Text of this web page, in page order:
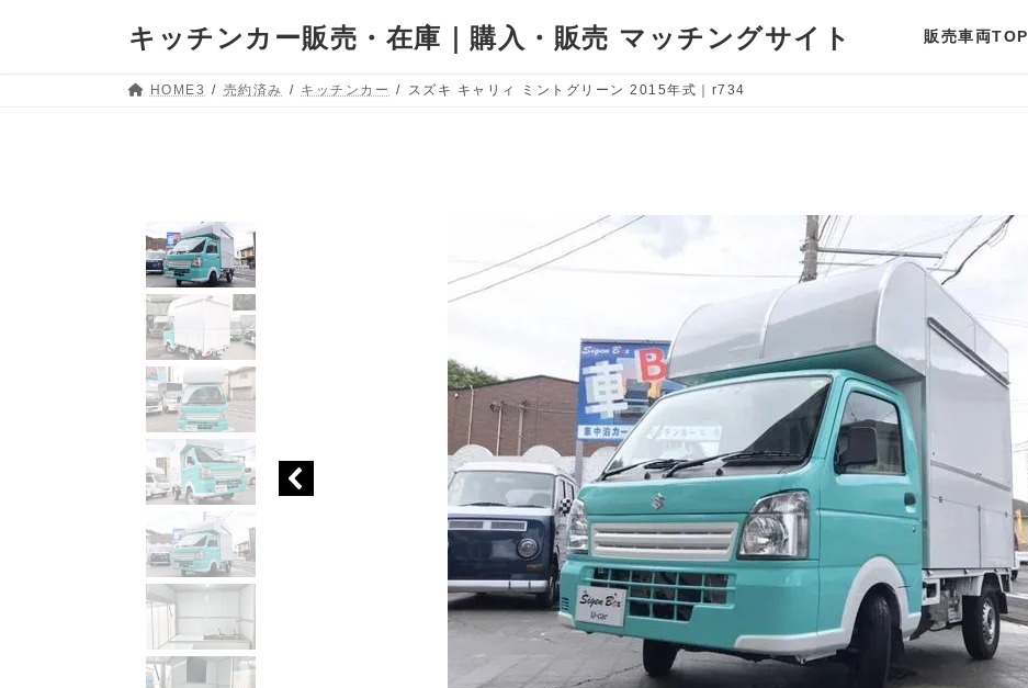
キッチンカー販売・在庫｜購入・販売 マッチングサイト 販売車両TOP
HOME3 売約済み キッチンカー スズキ キャリィ ミントグリーン 2015年式｜r734